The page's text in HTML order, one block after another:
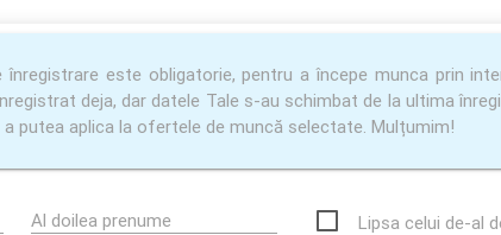
înregistrare este obligatorie, pentru a începe munca prin
deja, dar datele Tale s-au schimbat de la ultima
putea aplica la ofertele de muncă selectate. Mulțumim!
Al doilea prenume
Lipsa celui de-al